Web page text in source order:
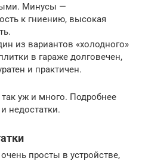
Минусы —
к гниению, высокая
из вариантов «холодного»
в гараже долговечен,
и практичен.
уж и много. Подробнее
недостатки.
просты в устройстве,